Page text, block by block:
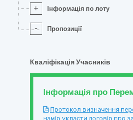
+ Інформація по лоту
- Пропозиції
Кваліфікація Учасників
Інформація про
Протокол визначення
намір укласти договір про